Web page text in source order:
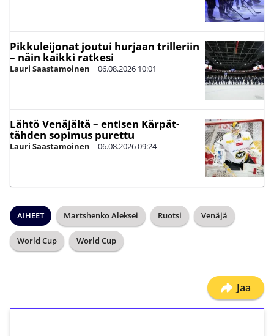
Pikkuleijonat joutui hurjaan trilleriin
– näin kaikki ratkesi
Lauri Saastamoinen | 06.08.2026 10:01
Lähtö Venäjältä – entisen Kärpät-
tähden sopimus purettu
Lauri Saastamoinen | 06.08.202609:24
AIHEET Martshenko Aleksei Ruotsi Venäjä
World Cup World Cup
Jaa